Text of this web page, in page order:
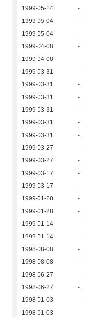
1999-05-14
-
1999-05-04
-
1999-05-04
-
1999-04-08
-
1999-04-08
-
1999-03-31
-
1999-03-31
-
1999-03-31
-
1999-03-31
-
1999-03-31
-
1999-03-31
-
1999-03-27
-
1999-03-27
-
1999-03-17
-
1999-03-17
-
1999-01-28
-
1999-01-28
-
1999-01-14
-
1999-01-14
-
1998-08-08
-
1998-08-08
-
1998-06-27
-
1998-06-27
-
1998-01-03
-
1998-01-03
-